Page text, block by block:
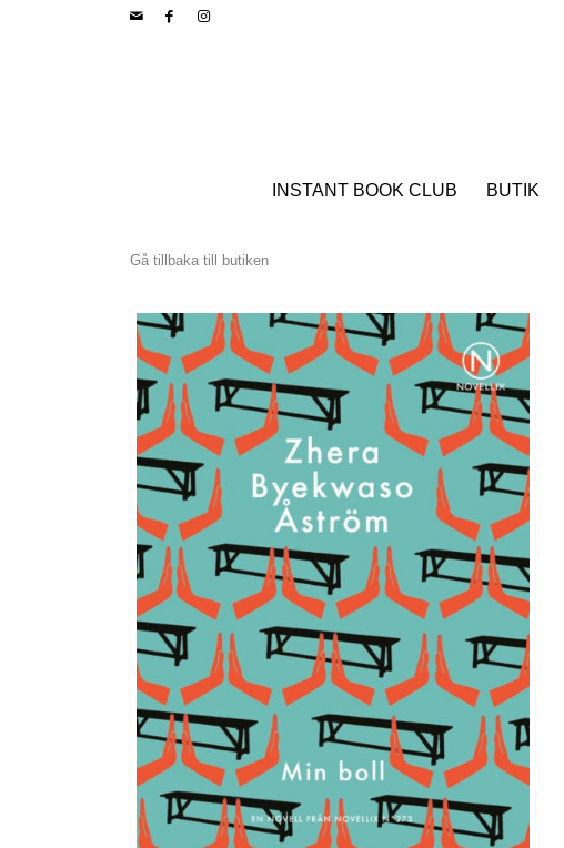
INSTANT BOOK CLUB BUTIK
Gå tillbaka till butiken